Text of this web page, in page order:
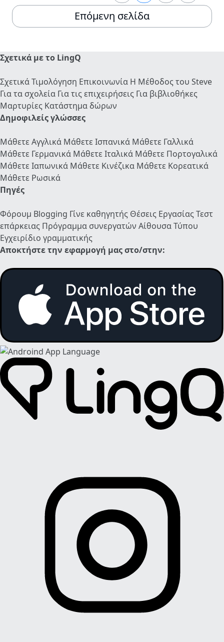
Επόμενη σελίδα
Σχετικά με το LingQ
ΣχετικάΤιμολόγηση Επικοινωνία Η Μέθοδος του Steve
Για τα σχολεία Για τις επιχειρήσεις Για βιβλιοθήκες
Μαρτυρίες Κατάστημα δώρων
Δημοφιλείς γλώσσες
Μάθετε Αγγλικά Μάθετε Ισπανικά Μάθετε Γαλλικά
Μάθετε Γερμανικά Μάθετε Ιταλικά Μάθετε Πορτογαλικά
Μάθετε Ιαπωνικά Μάθετε Κινέζικα Μάθετε Κορεατικά
Μάθετε Ρωσικά
Πηγές
Φόρουμ Blogging Γίνε καθηγητής Θέσεις ΕργασίαςΤεστ
επάρκειας Πρόγραμμα συνεργατών Αίθουσα Τύπου
Εγχειρίδιο γραμματικής
Αποκτήστε την εφαρμογή μας στο/στην: